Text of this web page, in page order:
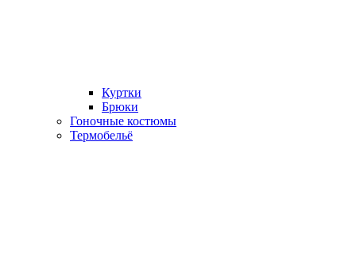
Куртки
Брюки
Гоночные костюмы
Термобельё